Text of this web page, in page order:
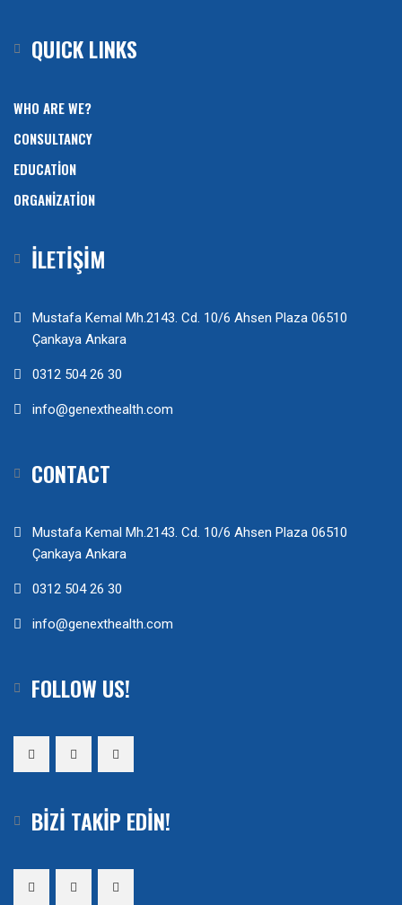
QUICK LINKS
WHO ARE WE?
CONSULTANCY
EDUCATION
ORGANIZATION
İLETİŞİM
Mustafa Kemal Mh.2143. Cd. 10/6 Ahsen Plaza 06510
Çankaya Ankara
0312 504 26 30
info@genexthealth.com
CONTACT
Mustafa Kemal Mh.2143. Cd. 10/6 Ahsen Plaza 06510
Çankaya Ankara
0312 504 26 30
info@genexthealth.com
FOLLOW US!
BIZI TAKIP EDIN!